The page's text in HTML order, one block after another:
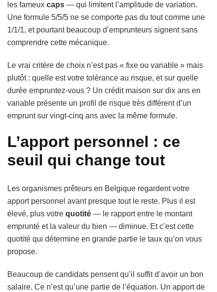
les fameux caps — qui limitent l’amplitude de variation.
Une formule 5/5/5 ne se comporte pas du tout comme une
1/1/1, et pourtant beaucoup d’emprunteurs signent sans
comprendre cette mécanique.
Le vrai critère de choix n’est pas « fixe ou variable » mais
plutôt : quelle est votre tolérance au risque, et sur quelle
durée empruntez-vous ? Un crédit maison sur dix ans en
variable présente un profil de risque très différent d’un
emprunt sur vingt-cinq ans avec la même formule.
L’apport personnel : ce
seuil qui change tout
Les organismes prêteurs en Belgique regardent votre
apport personnel avant presque tout le reste. Plus il est
élevé, plus votre quotité — le rapport entre le montant
emprunté et la valeur du bien — diminue. Et c’est cette
quotité qui détermine en grande partie le taux qu’on vous
propose.
Beaucoup de candidats pensent qu’il suffit d’avoir un bon
salaire. Ce n’est qu’une partie de l’équation. Un apport de